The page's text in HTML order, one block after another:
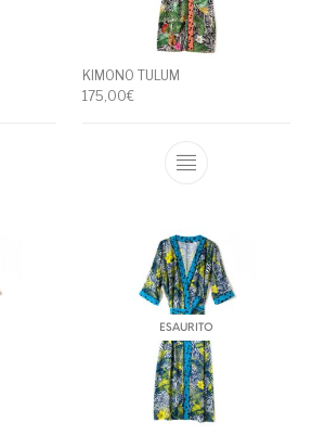
prodotto ha più varianti. Le
KIMONO TULUM
175,00€
Questo
ESAURITO